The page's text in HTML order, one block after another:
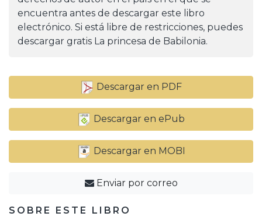
encuentra antes de descargar este libro
electrónico. Si está libre de restricciones, puedes
descargar gratis La princesa de Babilonia.
Descargar en PDF
Descargar en ePub
Descargar en MOBI
Enviar por correo
SOBRE ESTE LIBRO